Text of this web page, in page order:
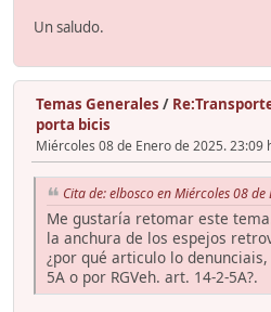
Un saludo.
Temas Generales /
porta bicis
Miércoles 08 de Enero de 2025. 23:09
Cita de: elbosco en Miércoles 08
Me gustaría retomar este
la anchura de los espejos
¿por qué articulo lo
5A o por RGVeh. art. 14-2-5A?.